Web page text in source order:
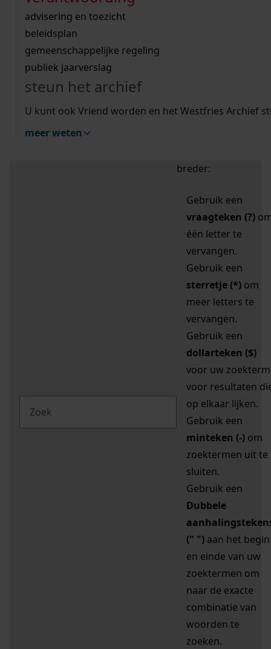
bouwvergunningen
omgevingsvergunningen
vergunningen
beeld en geluid
uitleg nodig?
Wij helpen u op weg met een aantal zoektips.
bekijk alle zoektips
Wij helpen u op weg met een aantal zoektips.
bekijk alle zoektips
bekijk ons geschiedenislokaal
advisering en toezicht
beleidsplan
gemeenschappelijke regeling
publiek jaarverslag
steun het archief
U kunt ook Vriend worden en het Westfries Archief
meer weten
zoektips
Mijn Studiezaal (inloggen)
uw zoekopdracht te
breder:
Gebruik een
vraagteken (?)
één letter te
vervangen.
Gebruik een
sterretje (*) om
meer letters te
vervangen.
Gebruik een
dollarteken ($)
voor uw zoekterm
voor resultaten
op elkaar lijken.
Gebruik een
minteken (-) om
zoektermen uit te
sluiten.
Gebruik een
Dubbele
(" ") aan het begin
en einde van uw
zoektermen om
naar de exacte
combinatie van
woorden te
zoeken.